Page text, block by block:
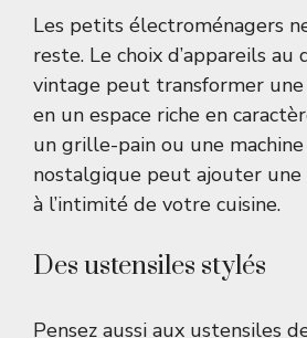
Les petits électroménagers
reste. Le choix d’appareils
vintage peut transformer une
en un espace riche en
un grille-pain ou une
nostalgique peut ajouter une
à l’intimité de votre cuisine.
Des ustensiles stylés
Pensez aussi aux ustensiles